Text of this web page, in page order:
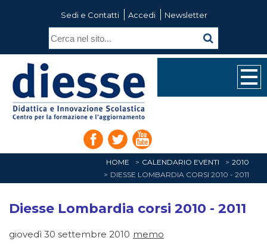
Sedi e Contatti Accedi Newsletter
HOME CALENDARIO EVENTI
2010
DIESSE LOMBARDIA CORSI 2010 - 2011
Diesse Lombardia corsi 2010 - 2011
giovedì 30 settembre 2010 memo